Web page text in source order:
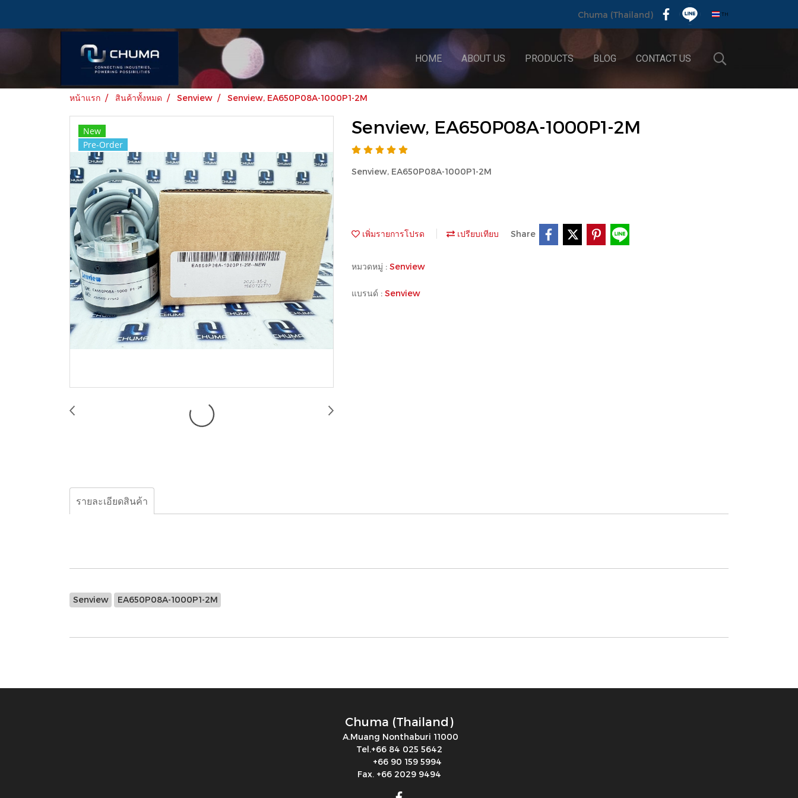
Chuma (Thailand) TH
HOME ABOUT US PRODUCTS BLOG CONTACT US
หน้าแรก สินค้าทั้งหมด Senview Senview, EA650P08A-1000P1-2M
New
Pre-Order
Senview, EA650P08A-1000P1-2M
Senview, EA650P08A-1000P1-2M
เพิ่มรายการโปรด เปรียบเทียบ Share
หมวดหมู่ : Senview
แบรนด์ : Senview
รายละเอียดสินค้า
Senview EA650P08A-1000P1-2M
Chuma (Thailand)
A.Muang Nonthaburi 11000
Tel.+66 84 025 5642
+66 90 159 5994
Fax. +66 2029 9494